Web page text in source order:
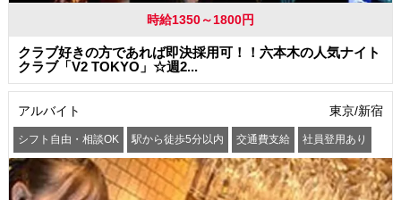
時給1350～1800円
クラブ好きの方であれば即決採用可！！六本木の人気ナイト
クラブ「V2 TOKYO」☆週2...
アルバイト 東京/新宿
シフト自由・相談OK 駅から徒歩5分以内 交通費支給 社員登用あり